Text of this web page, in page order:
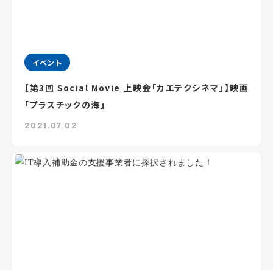
イベント
【第3回 Social Movie 上映会「カエテクシネマ」】映画
「プラスチックの海」
2021.07.02